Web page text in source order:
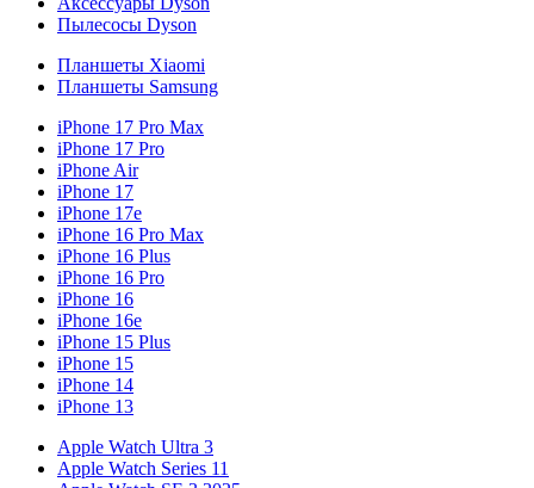
Пылесосы Dyson
Планшеты Xiaomi
Планшеты Samsung
iPhone 17 Pro Max
iPhone 17 Pro
iPhone Air
iPhone 17
iPhone 17e
iPhone 16 Pro Max
iPhone 16 Plus
iPhone 16 Pro
iPhone 16
iPhone 16e
iPhone 15 Plus
iPhone 15
iPhone 14
iPhone 13
Apple Watch Ultra 3
Apple Watch Series 11